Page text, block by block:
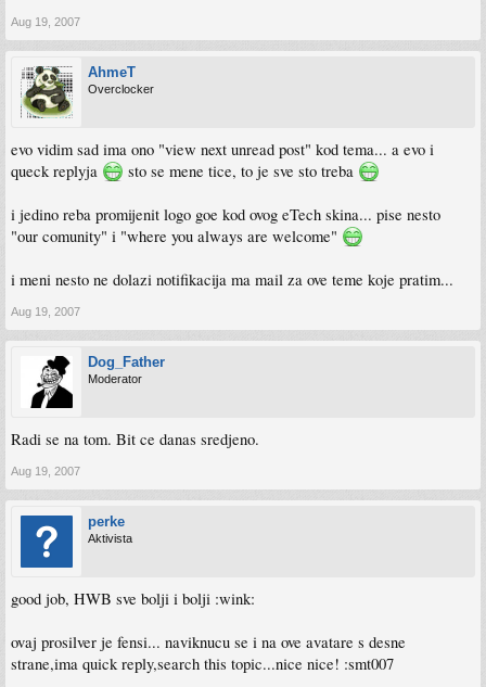
Aug 19, 2007
AhmeT
Overclocker
evo vidim sad ima ono "view next unread post" kod tema... a evo i
queck replyja
sto se mene tice, to je sve sto treba
i jedino reba promijenit logo goe kod ovog eTech skina... pise nesto
"our comunity" i "where you always are welcome"
i meni nesto ne dolazi notifikacija ma mail za ove teme koje pratim...
Aug 19, 2007
Dog_Father
Moderator
Radi se na tom. Bit ce danas sredjeno.
Aug 19, 2007
perke
Aktivista
good job, HWB sve bolji i bolji :wink:
ovaj prosilver je fensi... naviknucu se i na ove avatare s desne
strane,ima quick reply,search this topic...nice nice! :smt007